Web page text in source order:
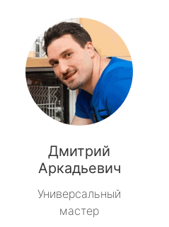
Дмитрий
Аркадьевич
Универсальный
мастер